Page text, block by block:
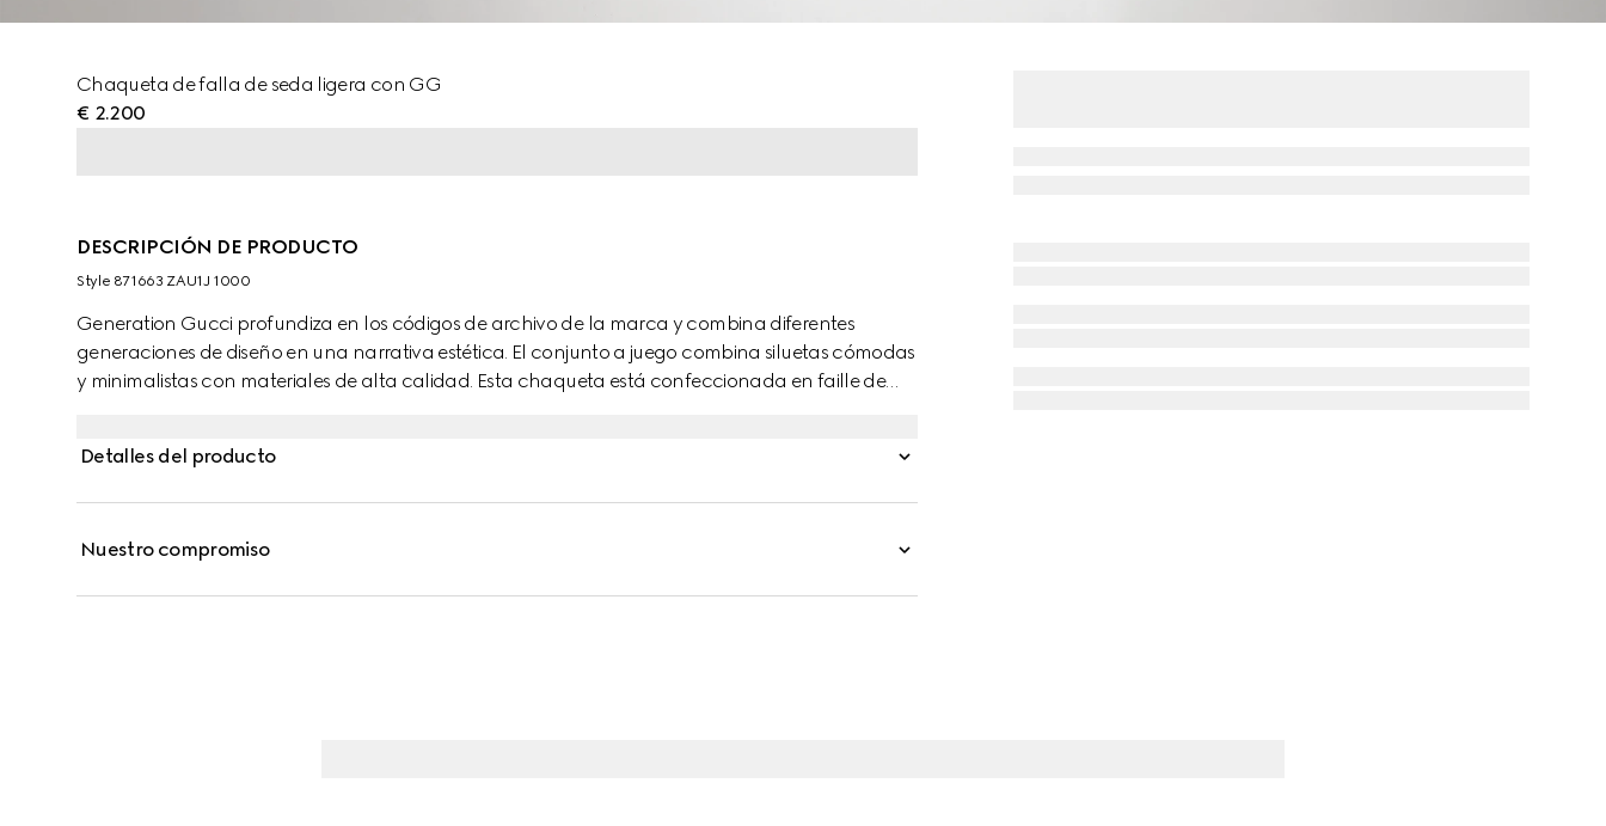
Chaqueta de falla de seda ligera con GG
€ 2.200
DESCRIPCIÓN DE PRODUCTO
Style ‎871663 ZAU1J 1000
Generation Gucci profundiza en los códigos de archivo de la marca y combina diferentes
generaciones de diseño en una narrativa estética. El conjunto a juego combina siluetas cómodas
y minimalistas con materiales de alta calidad. Esta chaqueta está confeccionada en faille de
Detalles del producto
Nuestro compromiso